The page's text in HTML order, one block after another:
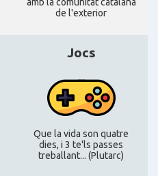
OXFORD, UK, Anglaterra
a READING
Catalans a RUGBY
de l'exterior
Jocs
Que la vida son quatre
dies, i 3 te'ls passes
treballant... (Plutarc)